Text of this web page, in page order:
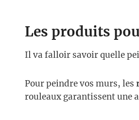
Les produits
Il va falloir savoir quelle
Pour peindre vos murs, les
rouleaux garantissent une